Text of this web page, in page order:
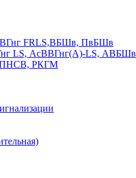
FRLS,ВБШв, ПвБШв
LS, АсВВГнг(А)-LS, АВБШв
ПНСВ, РКГМ